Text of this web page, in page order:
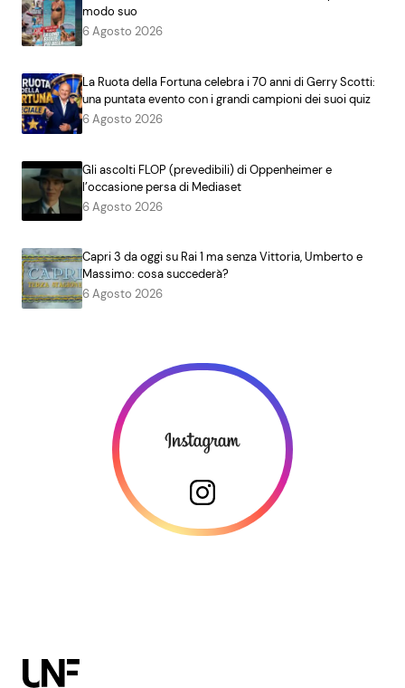
modo suo
6 Agosto 2026
La Ruota della Fortuna celebra i 70 anni di Gerry Scotti:
una puntata evento con i grandi campioni dei suoi quiz
6 Agosto 2026
Gli ascolti FLOP (prevedibili) di Oppenheimer e
l’occasione persa di Mediaset
6 Agosto 2026
Capri 3 da oggi su Rai 1 ma senza Vittoria, Umberto e
Massimo: cosa succederà?
6 Agosto 2026